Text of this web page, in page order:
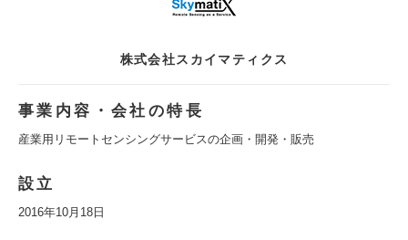
株式会社スカイマティクス
事業内容・会社の特長
産業用リモートセンシングサービスの企画・開発・販売
設立
2016年10月18日